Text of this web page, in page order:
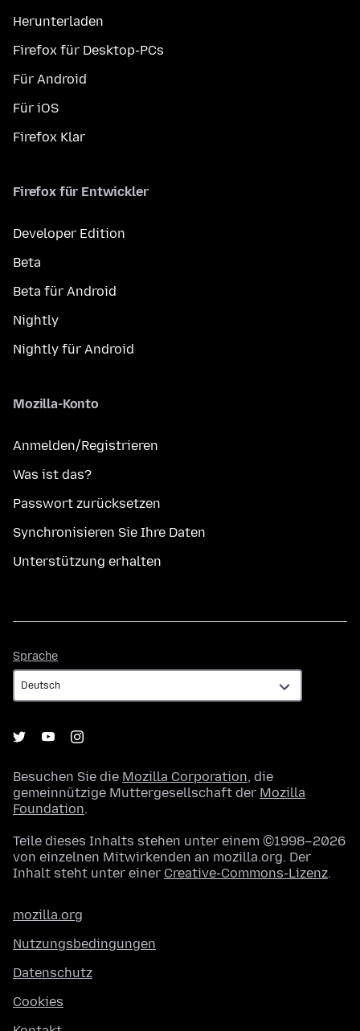
Herunterladen
Firefox für Desktop-PCs
Für Android
Für iOS
Firefox Klar
Firefox für Entwickler
Developer Edition
Beta
Beta für Android
Nightly
Nightly für Android
Mozilla-Konto
Anmelden/Registrieren
Was ist das?
Passwort zurücksetzen
Synchronisieren Sie Ihre Daten
Unterstützung erhalten
Sprache
Besuchen Sie die Mozilla Corporation, die
gemeinnützige Muttergesellschaft der Mozilla
Foundation.
Teile dieses Inhalts stehen unter einem ©1998–2026
von einzelnen Mitwirkenden an mozilla.org. Der
Inhalt steht unter einer Creative-Commons-Lizenz.
mozilla.org
Nutzungsbedingungen
Datenschutz
Cookies